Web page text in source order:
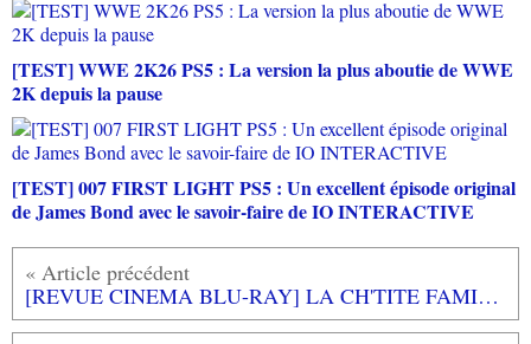
[TEST] WWE 2K26 PS5 : La version la plus aboutie de WWE
2K depuis la pause
[TEST] 007 FIRST LIGHT PS5 : Un excellent épisode original
de James Bond avec le savoir-faire de IO INTERACTIVE
[REVUE CINEMA BLU-RAY] LA CH'TITE FAMILLE